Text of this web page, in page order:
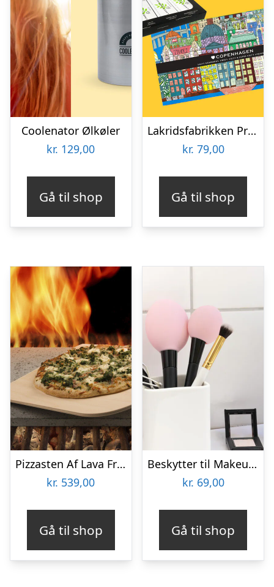
Coolenator Ølkøler
kr. 129,00
Gå til shop
Lakridsfabrikken Premiumlakrids – Copenhagen
kr. 79,00
Gå til shop
Pizzasten Af Lava Fra Etna
kr. 539,00
Gå til shop
Beskytter til Makeupbørster 3-pak
kr. 69,00
Gå til shop